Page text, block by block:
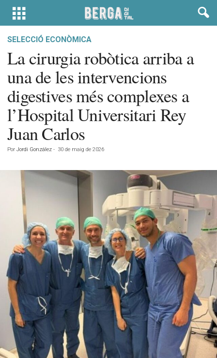
SELECCIÓ ECONÒMICA
La cirurgia robòtica arriba a
una de les intervencions
digestives més complexes a
l’Hospital Universitari Rey
Juan Carlos
Por Jordi González - 30 de maig de 2026